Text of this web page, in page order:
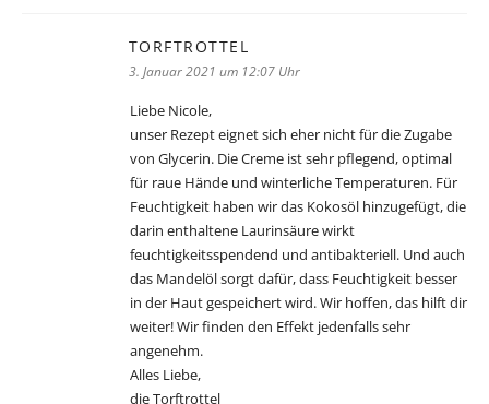
TORFTROTTEL
3. Januar 2021 um 12:07 Uhr
Liebe Nicole,
unser Rezept eignet sich eher nicht für die Zugabe
von Glycerin. Die Creme ist sehr pflegend, optimal
für raue Hände und winterliche Temperaturen. Für
Feuchtigkeit haben wir das Kokosöl hinzugefügt, die
darin enthaltene Laurinsäure wirkt
feuchtigkeitsspendend und antibakteriell. Und auch
das Mandelöl sorgt dafür, dass Feuchtigkeit besser
in der Haut gespeichert wird. Wir hoffen, das hilft dir
weiter! Wir finden den Effekt jedenfalls sehr
angenehm.
Alles Liebe,
die Torftrottel